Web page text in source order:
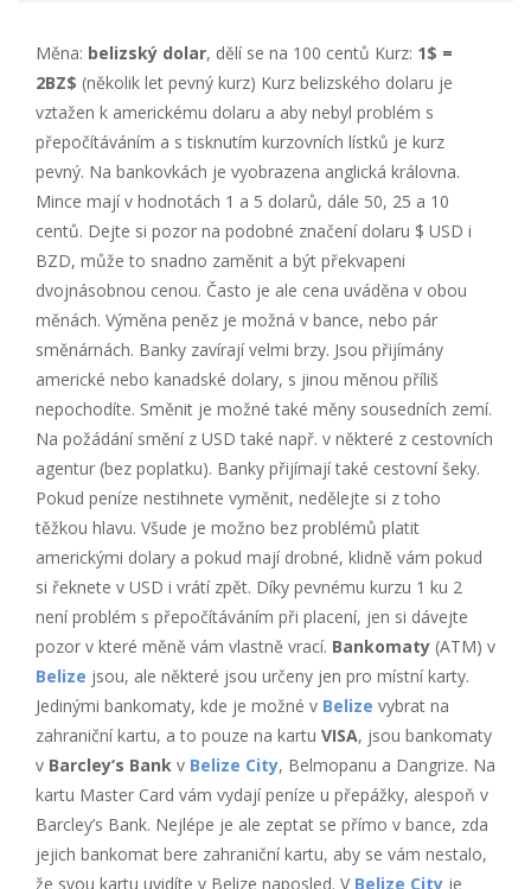
Měna: belizský dolar, dělí se na 100 centů Kurz: 1$ =
2BZ$ (několik let pevný kurz) Kurz belizského dolaru je
vztažen k americkému dolaru a aby nebyl problém s
přepočítáváním a s tisknutím kurzovních lístků je kurz
pevný. Na bankovkách je vyobrazena anglická královna.
Mince mají v hodnotách 1 a 5 dolarů, dále 50, 25 a 10
centů. Dejte si pozor na podobné značení dolaru $ USD i
BZD, může to snadno zaměnit a být překvapeni
dvojnásobnou cenou. Často je ale cena uváděna v obou
měnách. Výměna peněz je možná v bance, nebo pár
směnárnách. Banky zavírají velmi brzy. Jsou přijímány
americké nebo kanadské dolary, s jinou měnou příliš
nepochodíte. Směnit je možné také měny sousedních zemí.
Na požádání smění z USD také např. v některé z cestovních
agentur (bez poplatku). Banky přijímají také cestovní šeky.
Pokud peníze nestihnete vyměnit, nedělejte si z toho
těžkou hlavu. Všude je možno bez problémů platit
americkými dolary a pokud mají drobné, klidně vám pokud
si řeknete v USD i vrátí zpět. Díky pevnému kurzu 1 ku 2
není problém s přepočítáváním při placení, jen si dávejte
pozor v které měně vám vlastně vrací. Bankomaty (ATM) v
Belize jsou, ale některé jsou určeny jen pro místní karty.
Jedinými bankomaty, kde je možné v Belize vybrat na
zahraniční kartu, a to pouze na kartu VISA, jsou bankomaty
v Barcley‘s Bank v Belize City, Belmopanu a Dangrize. Na
kartu Master Card vám vydají peníze u přepážky, alespoň v
Barcley’s Bank. Nejlépe je ale zeptat se přímo v bance, zda
jejich bankomat bere zahraniční kartu, aby se vám nestalo,
že svou kartu uvidíte v Belize naposled. V Belize City je